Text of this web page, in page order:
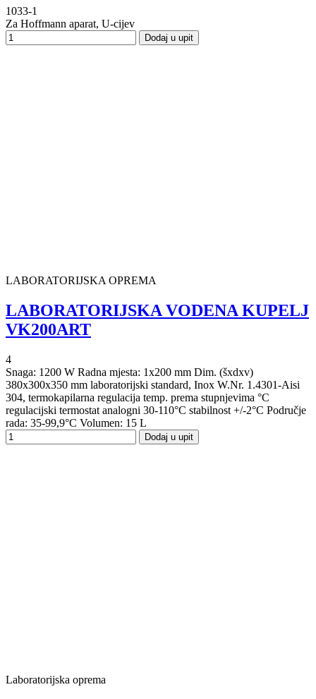
1033-1
Za Hoffmann aparat, U-cijev
Dodaj u upit
LABORATORIJSKA OPREMA
LABORATORIJSKA VODENA KUPELJ
VK200ART
4
Snaga: 1200 W Radna mjesta: 1x200 mm Dim. (šxdxv)
380x300x350 mm laboratorijski standard, Inox W.Nr. 1.4301-Aisi
304, termokapilarna regulacija temp. prema stupnjevima °C
regulacijski termostat analogni 30-110°C stabilnost +/-2°C Područje
rada: 35-99,9°C Volumen: 15 L
Dodaj u upit
Laboratorijska oprema